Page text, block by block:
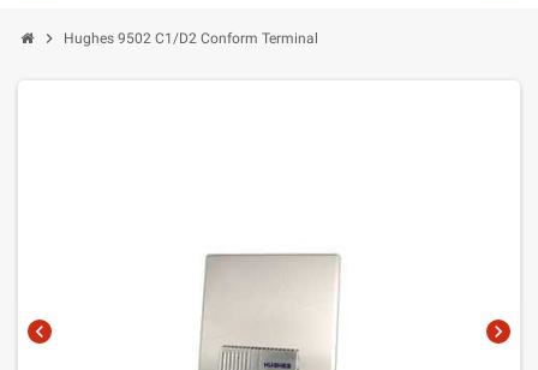
chevron_right Hughes 9502 C1/D2 Conform Terminal
chevron_left chevron_right